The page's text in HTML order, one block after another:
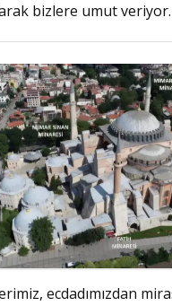
bizlere umut veriyor.
ecdadımızdan